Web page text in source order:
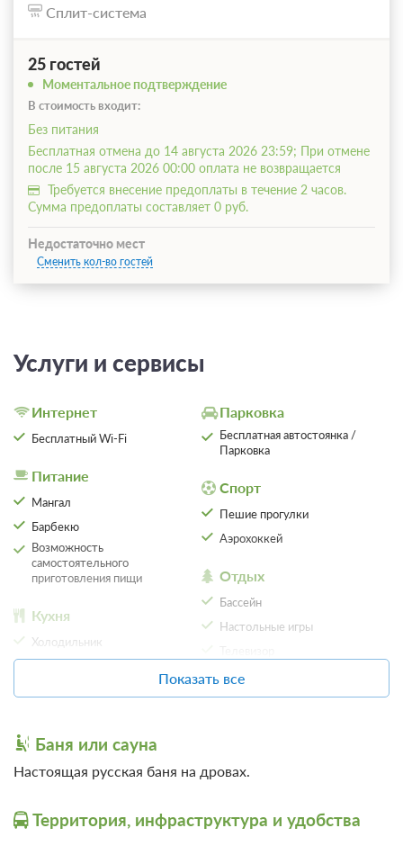
Сплит-система
25 гостей
Моментальное подтверждение
В стоимость входит:
Без питания
Бесплатная отмена до 14 августа 2026 23:59; При отмене
после 15 августа 2026 00:00 оплата не возвращается
Требуется внесение предоплаты в течение 2 часов.
Сумма предоплаты составляет 0 руб.
Недостаточно мест
Сменить кол-во гостей
Услуги и сервисы
Интернет
Бесплатный Wi-Fi
Питание
Мангал
Барбекю
Возможность
самостоятельного
приготовления пищи
Кухня
Холодильник
Плита
мероприятий
Парковка
Бесплатная автостоянка /
Парковка
Спорт
Пешие прогулки
Аэрохоккей
Отдых
Бассейн
Настольные игры
SPA
Кондиционер
Показать все
Баня или сауна
Настоящая русская баня на дровах.
Территория, инфраструктура и удобства